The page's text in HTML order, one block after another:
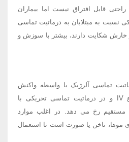
قابل افتراق نیست اما بیماران
نسبت به مبتلایان به درماتیت تماسی
شکایت دارند، بیشتر با سوزش و
تماسی آلرژیک با واسطه واکنش
افزایش بیش حساسیتی نوع IV و در درماتیت تماسی تحریکی با
رخ می دهد. در اغلب موارد
موها، ناخن یا صورت است تا استعمال